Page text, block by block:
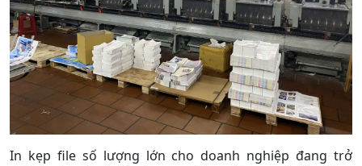
In kẹp file số lượng lớn cho doanh nghiệp đang trở